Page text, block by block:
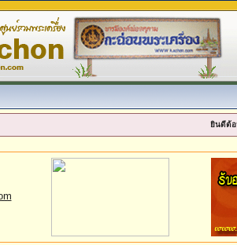
ยินดีต้อ